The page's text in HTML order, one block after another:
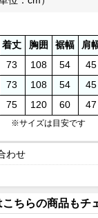
着丈 胸囲 裾幅 肩
73 108 54 45
73 108 54 45
75 120 60 47
※サイズは目安です
わせ
ちらの商品もチ